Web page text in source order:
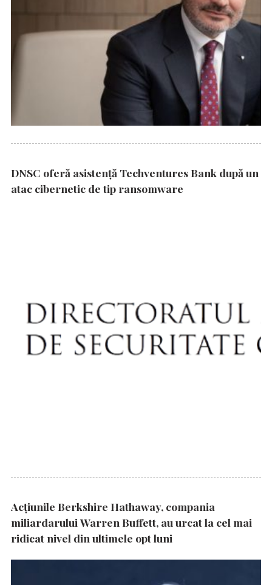
DNSC oferă asistență Techventures Bank după un
atac cibernetic de tip ransomware
Acțiunile Berkshire Hathaway, compania
miliardarului Warren Buffett, au urcat la cel mai
ridicat nivel din ultimele opt luni